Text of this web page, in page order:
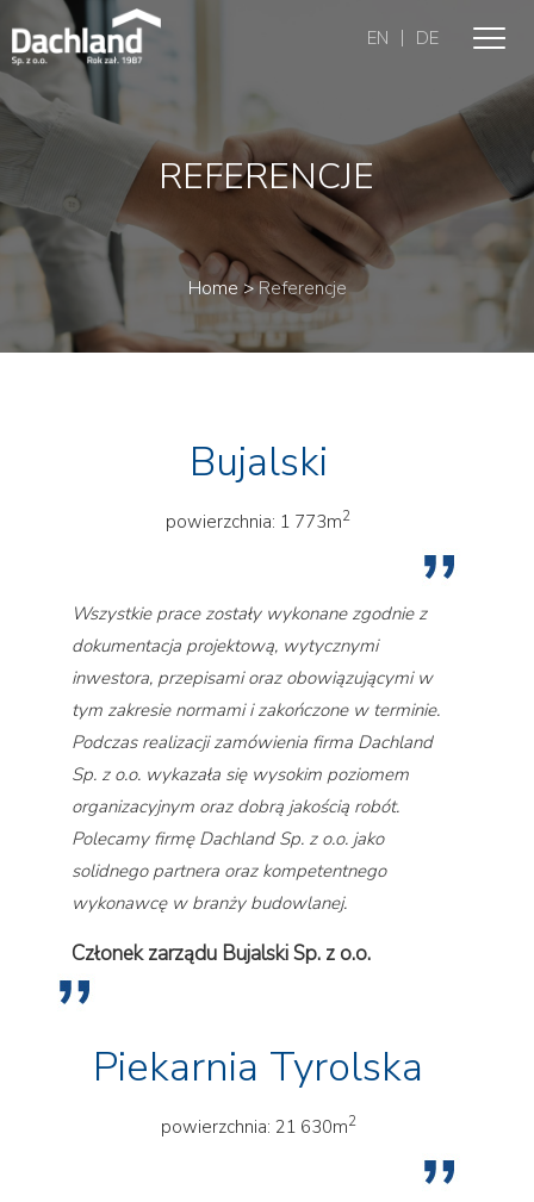
EN | DE
REFERENCJE
Home>Referencje
Bujalski
powierzchnia: 1 773m2
Wszystkie prace zostały wykonane zgodnie z
dokumentacja projektową, wytycznymi
inwestora, przepisami oraz obowiązującymi w
tym zakresie normami i zakończone w terminie.
Podczas realizacji zamówienia firma Dachland
Sp. z o.o. wykazała się wysokim poziomem
organizacyjnym oraz dobrą jakością robót.
Polecamy firmę Dachland Sp. z o.o. jako
solidnego partnera oraz kompetentnego
wykonawcę w branży budowlanej.
Członek zarządu Bujalski Sp. z o.o.
Piekarnia Tyrolska
powierzchnia: 21 630m2